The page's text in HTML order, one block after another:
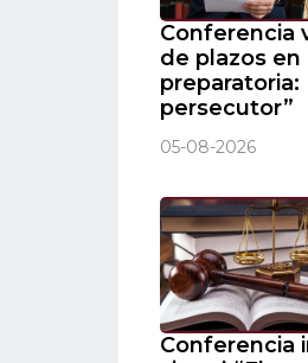
Conferencia
de plazos
persecutor”
05-08-2026
Conferencia